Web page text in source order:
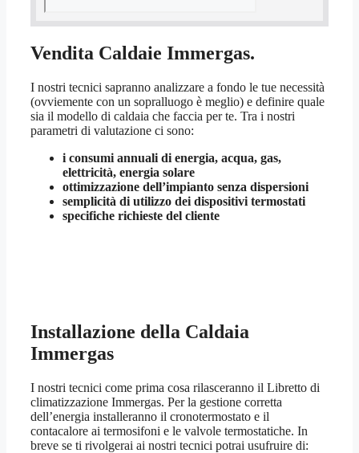
Vendita Caldaie Immergas.
I nostri tecnici sapranno analizzare a fondo le tue necessità
(ovviemente con un sopralluogo è meglio) e definire quale
sia il modello di caldaia che faccia per te. Tra i nostri
parametri di valutazione ci sono:
i consumi annuali di energia, acqua, gas,
elettricità, energia solare
ottimizzazione dell’impianto senza dispersioni
semplicità di utilizzo dei dispositivi termostati
specifiche richieste del cliente
Installazione della Caldaia
Immergas
I nostri tecnici come prima cosa rilasceranno il Libretto di
climatizzazione Immergas. Per la gestione corretta
dell’energia installeranno il cronotermostato e il
contacalore ai termosifoni e le valvole termostatiche. In
breve se ti rivolgerai ai nostri tecnici potrai usufruire di: